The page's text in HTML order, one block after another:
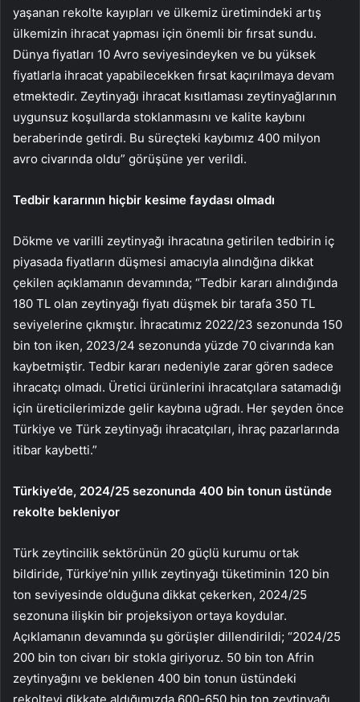
yaşanan rekolte kayıpları ve ülkemiz üretimindeki artış
ülkemizin ihracat yapması için önemli bir fırsat sundu.
Dünya fiyatları 10 Avro seviyesindeyken ve bu yüksek
fiyatlarla ihracat yapabilecekken fırsat kaçırılmaya devam
etmektedir. Zeytinyağı ihracat kısıtlaması zeytinyağlarının
uygunsuz koşullarda stoklanmasını ve kalite kaybını
beraberinde getirdi. Bu süreçteki kaybımız 400 milyon
avro civarında oldu” görüşüne yer verildi.
Tedbir kararının hiçbir kesime faydası olmadı
Dökme ve varilli zeytinyağı ihracatına getirilen tedbirin iç
piyasada fiyatların düşmesi amacıyla alındığına dikkat
çekilen açıklamanın devamında; “Tedbir kararı alındığında
180 TL olan zeytinyağı fiyatı düşmek bir tarafa 350 TL
seviyelerine çıkmıştır. İhracatımız 2022/23 sezonunda 150
bin ton iken, 2023/24 sezonunda yüzde 70 civarında kan
kaybetmiştir. Tedbir kararı nedeniyle zarar gören sadece
ihracatçı olmadı. Üretici ürünlerini ihracatçılara satamadığı
için üreticilerimizde gelir kaybına uğradı. Her şeyden önce
Türkiye ve Türk zeytinyağı ihracatçıları, ihraç pazarlarında
itibar kaybetti.”
Türkiye’de, 2024/25 sezonunda 400 bin tonun üstünde
rekolte bekleniyor
Türk zeytincilik sektörünün 20 güçlü kurumu ortak
bildiride, Türkiye’nin yıllık zeytinyağı tüketiminin 120 bin
ton seviyesinde olduğuna dikkat çekerken, 2024/25
sezonuna ilişkin bir projeksiyon ortaya koydular.
Açıklamanın devamında şu görüşler dillendirildi; “2024/25
200 bin ton civarı bir stokla giriyoruz. 50 bin ton Afrin
zeytinyağını ve beklenen 400 bin tonun üstündeki